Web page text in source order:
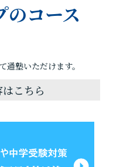
のコース
通塾いただけます。
こちら